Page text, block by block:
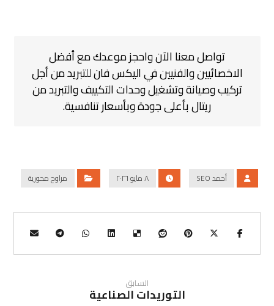
تواصل معنا الآن واحجز موعدك مع أفضل
الاخصائيين والفنيين في اليكس فان للتبريد من أجل
تركيب وصيانة وتشغيل وحدات التكييف والتبريد من
ريتال بأعلى جودة وبأسعار تنافسية.
أحمد SEO ٨ مايو ٢٠٢٦ مراوح محورية
السابق
التوريدات الصناعية